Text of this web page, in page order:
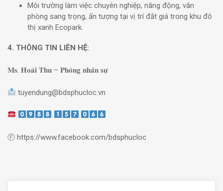
Môi trường làm việc chuyên nghiệp, năng động, văn
phòng sang trọng, ấn tượng tại vị trí đắt giá trong khu đô
thị xanh Ecopark.
4. THÔNG TIN LIÊN HỆ:
𝐌𝐬. 𝐇𝐨𝐚̀𝐢 𝐓𝐡𝐮 – 𝐏𝐡𝐨̀𝐧𝐠 𝐧𝐡𝐚̂𝐧 𝐬𝐮̛̣
tuyendung@bdsphucloc.vn
Ⓕ https://www.facebook.com/bdsphucloc